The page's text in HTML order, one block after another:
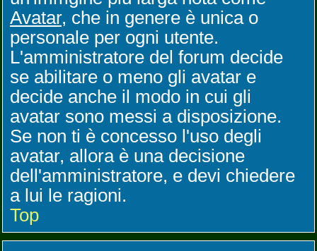
Avatar, che in genere è unica o
personale per ogni utente.
L'amministratore del forum decide
se abilitare o meno gli avatar e
decide anche il modo in cui gli
avatar sono messi a disposizione.
Se non ti è concesso l'uso degli
avatar, allora è una decisione
dell'amministratore, e devi chiedere
a lui le ragioni.
Top